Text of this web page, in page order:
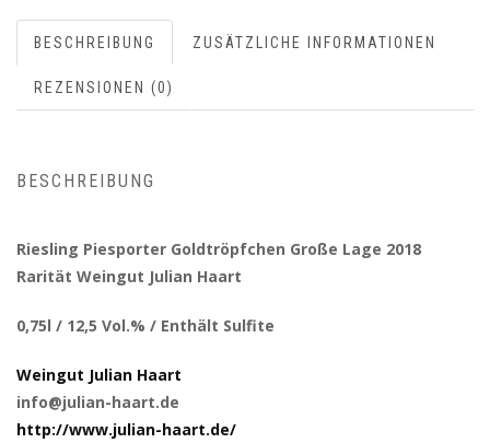
BESCHREIBUNG ZUSÄTZLICHE INFORMATIONEN
REZENSIONEN (0)
BESCHREIBUNG
Riesling Piesporter Goldtröpfchen Große Lage 2018
Rarität Weingut Julian Haart
0,75l / 12,5 Vol.% / Enthält Sulfite
Weingut Julian Haart
info@julian-haart.de
http://www.julian-haart.de/